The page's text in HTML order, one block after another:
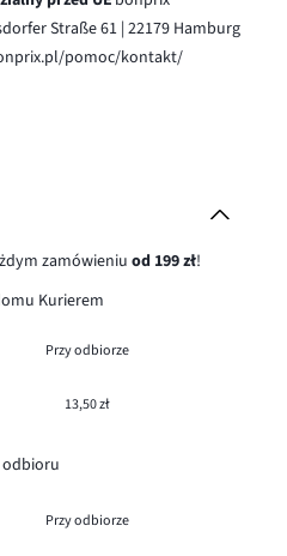
Straße 61 | 22179 Hamburg
pomoc/kontakt/
zamówieniuod 199 zł!
Kurierem
Przy odbiorze
13,50 zł
Przy odbiorze